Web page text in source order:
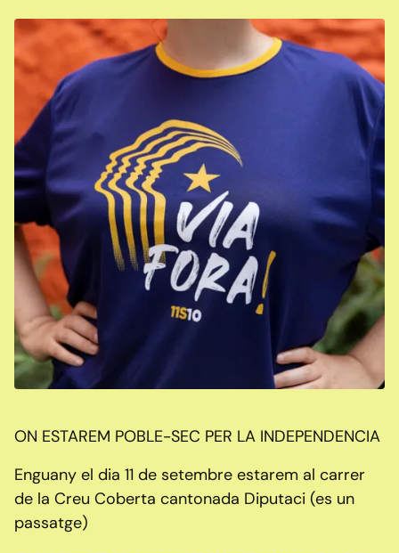
ON ESTAREM POBLE-SEC PER LA INDEPENDENCIA
Enguany el dia 11 de setembre estarem al carrer
de la Creu Coberta cantonada Diputaci (es un
passatge)